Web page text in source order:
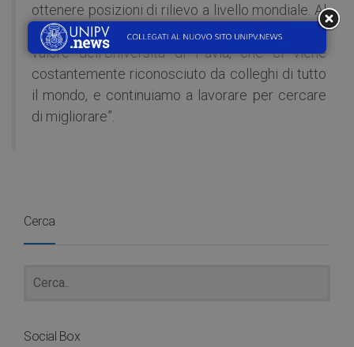
ottenere posizioni di rilievo a livello mondiale. Al
di là dei numeri, siamo convinti dell’elevato
valore dell’Università di Pavia, che ci viene
costantemente riconosciuto da colleghi di tutto
il mondo, e continuiamo a lavorare per cercare
di migliorare”.
Cerca
Social Box